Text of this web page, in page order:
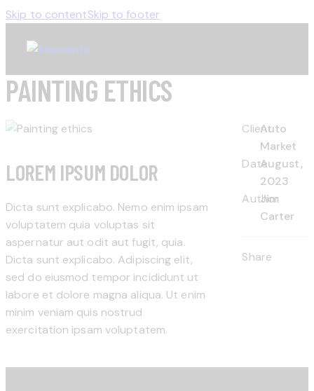
Skip to contentSkip to footer
PAINTING ETHICS
LOREM IPSUM DOLOR
Dicta sunt explicabo. Nemo enim ipsam
voluptatem quia voluptas sit
aspernatur aut odit aut fugit, quia.
Dicta sunt explicabo. Adipiscing elit,
sed do eiusmod tempor incididunt ut
labore et dolore magna aliqua. Ut enim
minim veniam quis nostrud
exercitation ipsam voluptatem.
ClientAuto
Market
DateAugust,
2023
Author
Jim
Carter
Share